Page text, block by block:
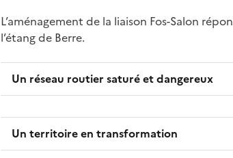
L’aménagement de la liaison Fos-Salon
l’étang de Berre.
Un réseau routier saturé et dangereux
Un territoire en transformation